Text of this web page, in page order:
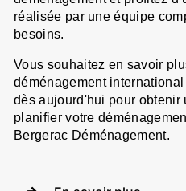
réalisée par une équipe
besoins.
Vous souhaitez en savoir
déménagement
dès aujourd'hui pour obtenir
planifier votre
Bergerac Déménagement.